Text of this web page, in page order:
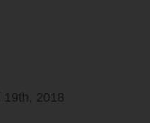
19th, 2018